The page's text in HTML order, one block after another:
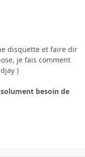
disquette et faire dir
je fais comment
)
besoin de